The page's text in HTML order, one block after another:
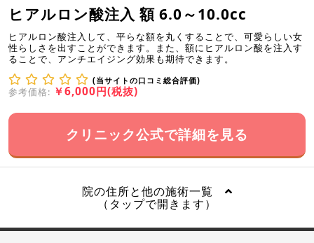
ヒアルロン酸注入 額 6.0～10.0cc
ヒアルロン酸注入して、平らな額を丸くすることで、可愛らしい女
性らしさを出すことができます。また、額にヒアルロン酸を注入す
ることで、アンチエイジング効果も期待できます。
(当サイトの口コミ総合評価)
参考価格: ￥6,000円(税抜)
クリニック公式で詳細を見る
院の住所と他の施術一覧
（タップで開きます）